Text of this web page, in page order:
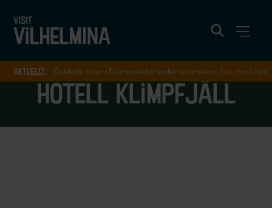
aktuellt: Guidade turer i Fatmomakke under sommaren. Läs mera här!
hotell klimpfjäll